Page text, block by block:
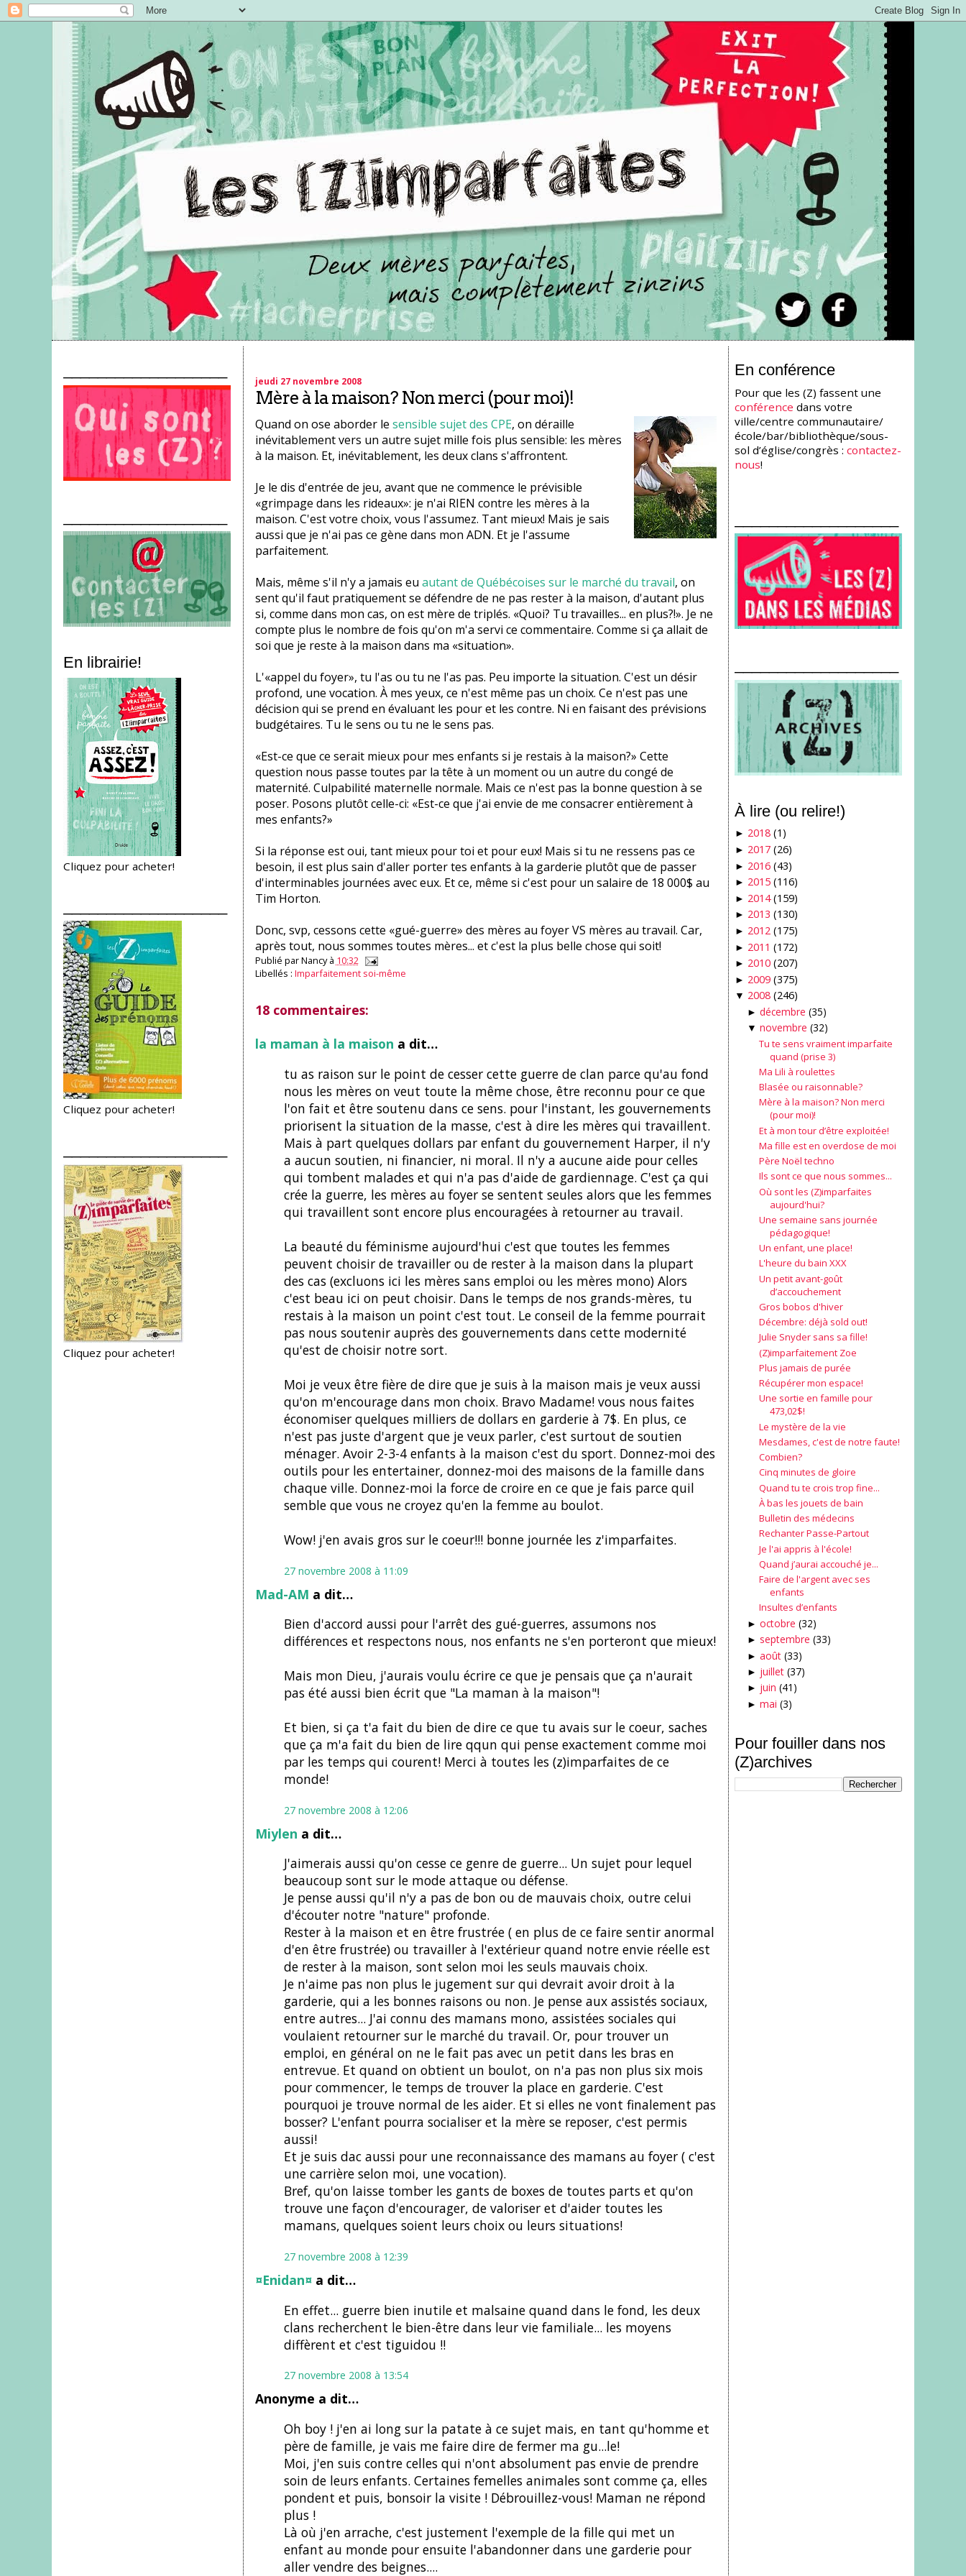
En librairie!
Cliquez pour acheter!
Cliquez pour acheter!
Cliquez pour acheter!
jeudi 27 novembre 2008
Mère à la maison? Non merci (pour moi)!
Quand on ose aborder le sensible sujet des CPE, on déraille
inévitablement vers un autre sujet mille fois plus sensible: les mères
à la maison. Et, inévitablement, les deux clans s'affrontent.
Je le dis d'entrée de jeu, avant que ne commence le prévisible
«grimpage dans les rideaux»: je n'ai RIEN contre les mères à la
maison. C'est votre choix, vous l'assumez. Tant mieux! Mais je sais
aussi que je n'ai pas ce gène dans mon ADN. Et je l'assume
parfaitement.
Mais, même s'il n'y a jamais eu autant de Québécoises sur le marché du travail, on
sent qu'il faut pratiquement se défendre de ne pas rester à la maison, d'autant plus
si, comme dans mon cas, on est mère de triplés. «Quoi? Tu travailles... en plus?!». Je ne
compte plus le nombre de fois qu'on m'a servi ce commentaire. Comme si ça allait de
soi que je reste à la maison dans ma «situation».
L'«appel du foyer», tu l'as ou tu ne l'as pas. Peu importe la situation. C'est un désir
profond, une vocation. À mes yeux, ce n'est même pas un choix. Ce n'est pas une
décision qui se prend en évaluant les pour et les contre. Ni en faisant des prévisions
budgétaires. Tu le sens ou tu ne le sens pas.
«Est-ce que ce serait mieux pour mes enfants si je restais à la maison?» Cette
question nous passe toutes par la tête à un moment ou un autre du congé de
maternité. Culpabilité maternelle normale. Mais ce n'est pas la bonne question à se
poser. Posons plutôt celle-ci: «Est-ce que j'ai envie de me consacrer entièrement à
mes enfants?»
Si la réponse est oui, tant mieux pour toi et pour eux! Mais si tu ne ressens pas ce
besoin, il est plus sain d'aller porter tes enfants à la garderie plutôt que de passer
d'interminables journées avec eux. Et ce, même si c'est pour un salaire de 18 000$ au
Tim Horton.
Donc, svp, cessons cette «gué-guerre» des mères au foyer VS mères au travail. Car,
après tout, nous sommes toutes mères... et c'est la plus belle chose qui soit!
Publié parNancy à 10:32
Libellés : Imparfaitement soi-même
18 commentaires:
la maman à la maison a dit…
tu as raison sur le point de cesser cette guerre de clan parce qu'au fond
nous les mères on veut toute la même chose, être reconnu pour ce que
l'on fait et être soutenu dans ce sens. pour l'instant, les gouvernements
priorisent la situation de la masse, c'est à dire les mères qui travaillent.
Mais à part quelques dollars par enfant du gouvernement Harper, il n'y
a aucun soutien, ni financier, ni moral. Il n'y a aucune aide pour celles
qui tombent malades et qui n'a pas d'aide de gardiennage. C'est ça qui
crée la guerre, les mères au foyer se sentent seules alors que les femmes
qui travaillent sont encore plus encouragées à retourner au travail.
La beauté du féminisme aujourd'hui c'est que toutes les femmes
peuvent choisir de travailler ou de rester à la maison dans la plupart
des cas (excluons ici les mères sans emploi ou les mères mono) Alors
c'est beau ici on peut choisir. Dans le temps de nos grands-mères, tu
restais à la maison un point c'est tout. Le conseil de la femme pourrait
pas nous soutenir auprès des gouvernements dans cette modernité
qu'est de choisir notre sort.
Moi je veux être fière de dire que je suis à la maison mais je veux aussi
qu'on m'encourage dans mon choix. Bravo Madame! vous nous faites
économiser quelques milliers de dollars en garderie à 7$. En plus, ce
n'est pas juste d'argent que je veux parler, c'est surtout de soutien
ménager. Avoir 2-3-4 enfants à la maison c'est du sport. Donnez-moi des
outils pour les entertainer, donnez-moi des maisons de la famille dans
chaque ville. Donnez-moi la force de croire en ce que je fais parce quil
semble que vous ne croyez qu'en la femme au boulot.
Wow! j'en avais gros sur le coeur!!! bonne journée les z'imparfaites.
27 novembre 2008 à 11:09
Mad-AM a dit…
Bien d'accord aussi pour l'arrêt des gué-guerres, assumons nos
différences et respectons nous, nos enfants ne s'en porteront que mieux!
Mais mon Dieu, j'aurais voulu écrire ce que je pensais que ça n'aurait
pas été aussi bien écrit que "La maman à la maison"!
Et bien, si ça t'a fait du bien de dire ce que tu avais sur le coeur, saches
que ça m'a fait du bien de lire qqun qui pense exactement comme moi
par les temps qui courent! Merci à toutes les (z)imparfaites de ce
monde!
27 novembre 2008 à 12:06
Miylen a dit…
J'aimerais aussi qu'on cesse ce genre de guerre... Un sujet pour lequel
beaucoup sont sur le mode attaque ou défense.
Je pense aussi qu'il n'y a pas de bon ou de mauvais choix, outre celui
d'écouter notre "nature" profonde.
Rester à la maison et en être frustrée ( en plus de ce faire sentir anormal
d'en être frustrée) ou travailler à l'extérieur quand notre envie réelle est
de rester à la maison, sont selon moi les seuls mauvais choix.
Je n'aime pas non plus le jugement sur qui devrait avoir droit à la
garderie, qui a les bonnes raisons ou non. Je pense aux assistés sociaux,
entre autres... J'ai connu des mamans mono, assistées sociales qui
voulaient retourner sur le marché du travail. Or, pour trouver un
emploi, en général on ne le fait pas avec un petit dans les bras en
entrevue. Et quand on obtient un boulot, on n'a pas non plus six mois
pour commencer, le temps de trouver la place en garderie. C'est
pourquoi je trouve normal de les aider. Et si elles ne vont finalement pas
bosser? L'enfant pourra socialiser et la mère se reposer, c'est permis
aussi!
Et je suis dac aussi pour une reconnaissance des mamans au foyer ( c'est
une carrière selon moi, une vocation).
Bref, qu'on laisse tomber les gants de boxes de toutes parts et qu'on
trouve une façon d'encourager, de valoriser et d'aider toutes les
mamans, quelques soient leurs choix ou leurs situations!
27 novembre 2008 à 12:39
¤Enidan¤a dit…
En effet... guerre bien inutile et malsaine quand dans le fond, les deux
clans recherchent le bien-être dans leur vie familiale... les moyens
diffèrent et c'est tiguidou !!
27 novembre 2008 à 13:54
Anonyme a dit…
Oh boy ! j'en ai long sur la patate à ce sujet mais, en tant qu'homme et
père de famille, je vais me faire dire de fermer ma gu...le!
Moi, j'en suis contre celles qui n'ont absolument pas envie de prendre
soin de leurs enfants. Certaines femelles animales sont comme ça, elles
pondent et puis, bonsoir la visite ! Débrouillez-vous! Maman ne répond
plus !
Là où j'en arrache, c'est justement l'exemple de la fille qui met un
enfant au monde pour ensuite l'abandonner dans une garderie pour
aller vendre des beignes....
En conférence
Pour que les (Z) fassent une
conférence dans votre
ville/centre communautaire/
école/bar/bibliothèque/sous-
sol d’église/congrès :contactez-
nous!
À lire (ou relire!)
► 2018 (1)
► 2017 (26)
► 2016 (43)
► 2015 (116)
► 2014 (159)
► 2013 (130)
► 2012 (175)
► 2011 (172)
► 2010 (207)
► 2009 (375)
▼ 2008 (246)
► décembre (35)
▼ novembre (32)
Tu te sens vraiment imparfaite
quand (prise 3)
Ma Lili à roulettes
Blasée ou raisonnable?
Mère à la maison? Non merci
(pour moi)!
Et à mon tour d’être exploitée!
Ma fille est en overdose de moi
Père Noël techno
Ils sont ce que nous sommes...
Où sont les (Z)imparfaites
aujourd'hui?
Une semaine sans journée
pédagogique!
Un enfant, une place!
L'heure du bain XXX
Un petit avant-goût
d’accouchement
Gros bobos d'hiver
Décembre: déjà sold out!
Julie Snyder sans sa fille!
(Z)imparfaitement Zoe
Plus jamais de purée
Récupérer mon espace!
Une sortie en famille pour
473,02$!
Le mystère de la vie
Mesdames, c'est de notre faute!
Combien?
Cinq minutes de gloire
Quand tu te crois trop fine...
À bas les jouets de bain
Bulletin des médecins
Rechanter Passe-Partout
Je l'ai appris à l'école!
Quand j’aurai accouché je...
Faire de l'argent avec ses
enfants
Insultes d’enfants
► octobre (32)
► septembre (33)
► août (33)
► juillet (37)
► juin (41)
► mai (3)
Pour fouiller dans nos
(Z)archives